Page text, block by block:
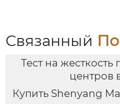
Связанный
Тест на
центров
Купить Shenyang